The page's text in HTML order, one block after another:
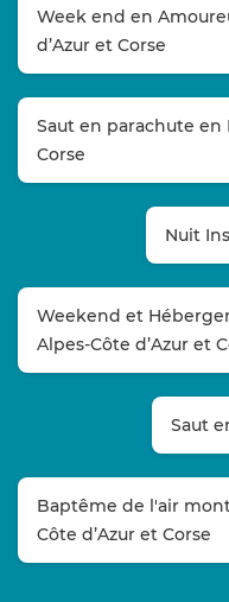
Week end en
d’Azur et Corse
Saut en parachute en
Corse
Nuit
Weekend et
Alpes-Côte d’Azur et
Saut
Baptême de l'air
Côte d’Azur et Corse